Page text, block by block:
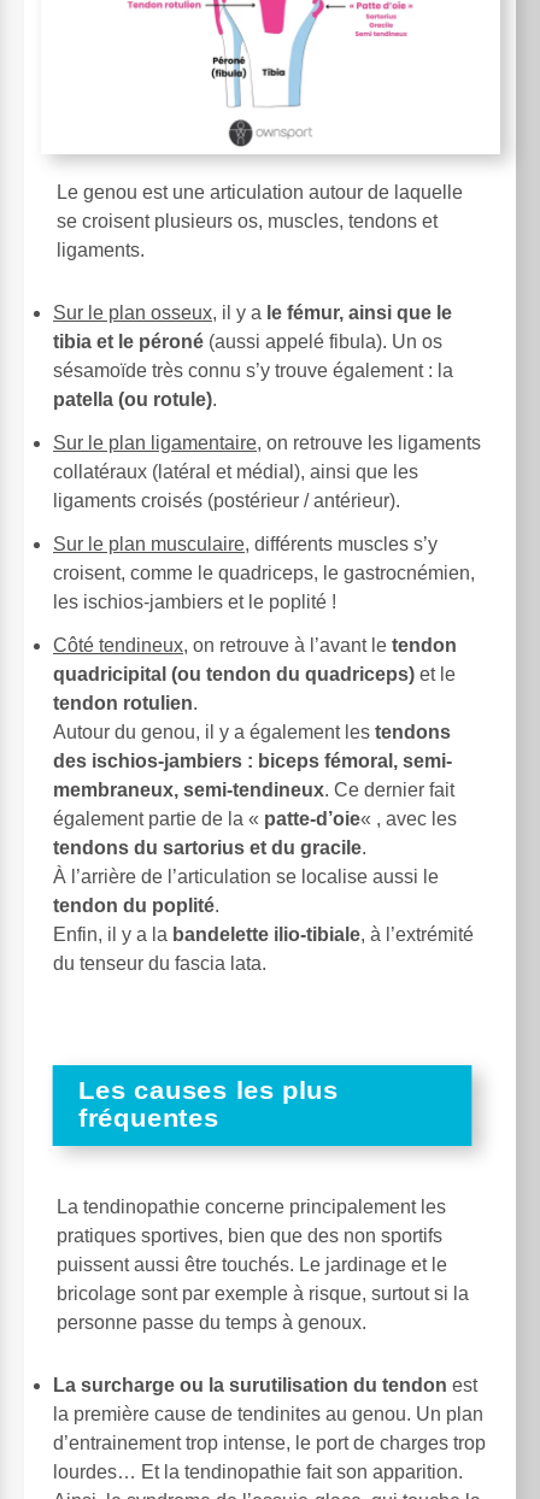
Le genou est une articulation autour de laquelle
se croisent plusieurs os, muscles, tendons et
ligaments.
Sur le plan osseux, il y a le fémur, ainsi que le
tibia et le péroné (aussi appelé fibula). Un os
sésamoïde très connu s’y trouve également : la
patella (ou rotule).
Sur le plan ligamentaire, on retrouve les ligaments
collatéraux (latéral et médial), ainsi que les
ligaments croisés (postérieur / antérieur).
Sur le plan musculaire, différents muscles s’y
croisent, comme le quadriceps, le gastrocnémien,
les ischios-jambiers et le poplité !
Côté tendineux, on retrouve à l’avant le tendon
quadricipital (ou tendon du quadriceps) et le
tendon rotulien.
Autour du genou, il y a également les tendons
des ischios-jambiers : biceps fémoral, semi-
membraneux, semi-tendineux. Ce dernier fait
également partie de la « patte-d’oie« , avec les
tendons du sartorius et du gracile.
À l’arrière de l’articulation se localise aussi le
tendon du poplité.
Enfin, il y a la bandelette ilio-tibiale, à l’extrémité
du tenseur du fascia lata.
Les causes les plus
fréquentes
La tendinopathie concerne principalement les
pratiques sportives, bien que des non sportifs
puissent aussi être touchés. Le jardinage et le
bricolage sont par exemple à risque, surtout si la
personne passe du temps à genoux.
La surcharge ou la surutilisation du tendon est
la première cause de tendinites au genou. Un plan
d’entrainement trop intense, le port de charges trop
lourdes… Et la tendinopathie fait son apparition.